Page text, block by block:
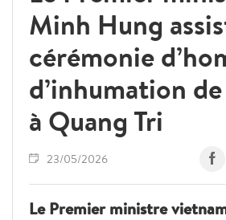
Minh Hung
cérémonie
d’inhumation
à Quang Tri
23/05/2026
Le Premier ministre